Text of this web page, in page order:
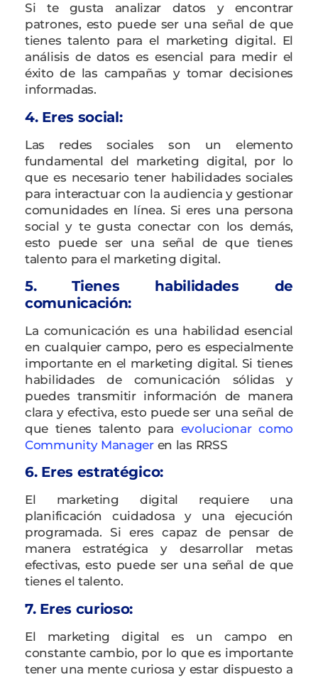
Si te gusta analizar datos y encontrar
patrones, esto puede ser una señal de que
tienes talento para el marketing digital. El
análisis de datos es esencial para medir el
éxito de las campañas y tomar decisiones
informadas.
4. Eres social:
Las redes sociales son un elemento
fundamental del marketing digital, por lo
que es necesario tener habilidades sociales
para interactuar con la audiencia y gestionar
comunidades en línea. Si eres una persona
social y te gusta conectar con los demás,
esto puede ser una señal de que tienes
talento para el marketing digital.
5. Tienes habilidades de
comunicación:
La comunicación es una habilidad esencial
en cualquier campo, pero es especialmente
importante en el marketing digital. Si tienes
habilidades de comunicación sólidas y
puedes transmitir información de manera
clara y efectiva, esto puede ser una señal de
que tienes talento para evolucionar como
Community Manageren las RRSS
6. Eres estratégico:
El marketing digital requiere una
planificación cuidadosa y una ejecución
programada. Si eres capaz de pensar de
manera estratégica y desarrollar metas
efectivas, esto puede ser una señal de que
tienes el talento.
7. Eres curioso:
El marketing digital es un campo en
constante cambio, por lo que es importante
tener una mente curiosa y estar dispuesto a